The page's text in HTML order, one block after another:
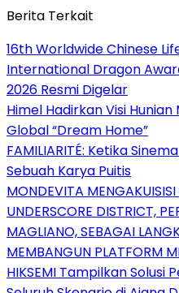
Berita Terkait
16th Worldwide Chinese
International Dragon
2026 Resmi Digelar
Himel Hadirkan Visi
Global “Dream Home”
FAMILIARITÉ: Ketika
Sebuah Karya Puitis
MONDEVITA
UNDERSCORE DISTRICT,
MAGLIANO, SEBAGAI
MEMBANGUN PLATFORM
HIKSEMI Tampilkan